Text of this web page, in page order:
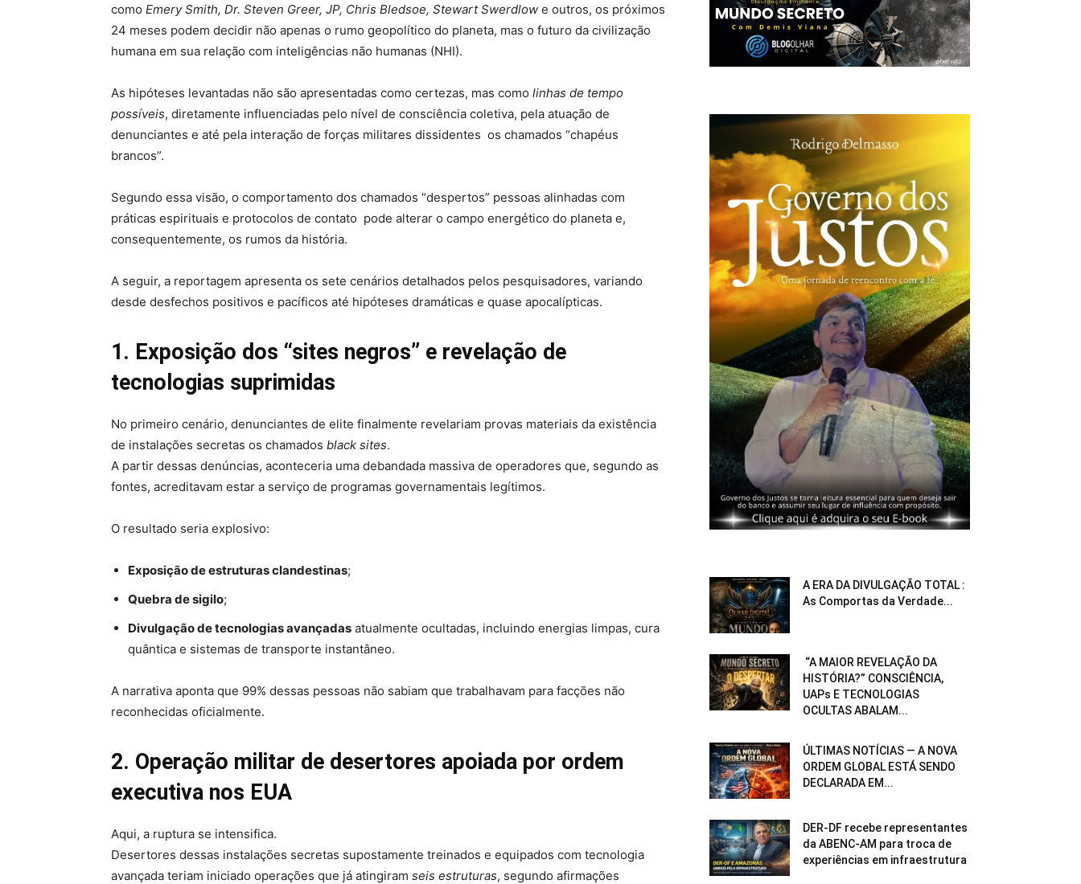
como Emery Smith, Dr. Steven Greer, JP, Chris Bledsoe, Stewart Swerdlow e outros, os próximos
24 meses podem decidir não apenas o rumo geopolítico do planeta, mas o futuro da civilização
humana em sua relação com inteligências não humanas (NHI).
As hipóteses levantadas não são apresentadas como certezas, mas como linhas de tempo
possíveis, diretamente influenciadas pelo nível de consciência coletiva, pela atuação de
denunciantes e até pela interação de forças militares dissidentes os chamados “chapéus
brancos”.
Segundo essa visão, o comportamento dos chamados “despertos” pessoas alinhadas com
práticas espirituais e protocolos de contato pode alterar o campo energético do planeta e,
consequentemente, os rumos da história.
A seguir, a reportagem apresenta os sete cenários detalhados pelos pesquisadores, variando
desde desfechos positivos e pacíficos até hipóteses dramáticas e quase apocalípticas.
1. Exposição dos “sites negros” e revelação de
tecnologias suprimidas
No primeiro cenário, denunciantes de elite finalmente revelariam provas materiais da existência
de instalações secretas os chamados black sites.
A partir dessas denúncias, aconteceria uma debandada massiva de operadores que, segundo as
fontes, acreditavam estar a serviço de programas governamentais legítimos.
O resultado seria explosivo:
Exposição de estruturas clandestinas;
Quebra de sigilo;
Divulgação de tecnologias avançadas atualmente ocultadas, incluindo energias limpas, cura
quântica e sistemas de transporte instantâneo.
A narrativa aponta que 99% dessas pessoas não sabiam que trabalhavam para facções não
reconhecidas oficialmente.
2. Operação militar de desertores apoiada por ordem
executiva nos EUA
Aqui, a ruptura se intensifica.
Desertores dessas instalações secretas supostamente treinados e equipados com tecnologia
avançada teriam iniciado operações que já atingiram seis estruturas, segundo afirmações
A ERA DA DIVULGAÇÃO TOTAL :
As Comportas da Verdade...
“A MAIOR REVELAÇÃO DA
HISTÓRIA?” CONSCIÊNCIA,
UAPs E TECNOLOGIAS
OCULTAS ABALAM...
ÚLTIMAS NOTÍCIAS — A NOVA
ORDEM GLOBAL ESTÁ SENDO
DECLARADA EM...
DER-DF recebe representantes
da ABENC-AM para troca de
experiências em infraestrutura